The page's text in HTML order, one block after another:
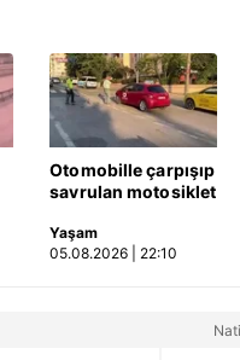
Otomobille çarpışıp
savrulan motosiklet
çarptı: 2 yaralı
Yaşam
05.08.2026 | 22:10